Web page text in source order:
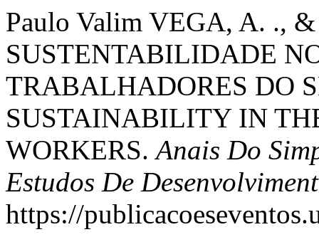
Paulo Valim VEGA, A. .,
SUSTENTABILIDADE
TRABALHADORES DO
SUSTAINABILITY IN
WORKERS.Anais Do
Estudos De
https://